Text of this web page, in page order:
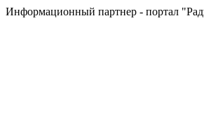
Информационный партнер - портал